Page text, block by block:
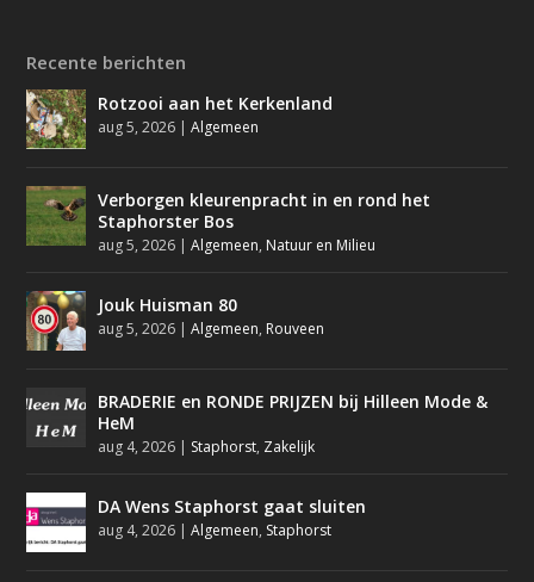
Recente berichten
Rotzooi aan het Kerkenland
aug 5, 2026 |Algemeen
Verborgen kleurenpracht in en rond het
Staphorster Bos
aug 5, 2026 |Algemeen, Natuur en Milieu
Jouk Huisman 80
aug 5, 2026 |Algemeen, Rouveen
BRADERIE en RONDE PRIJZEN bij Hilleen Mode &
HeM
aug 4, 2026 | Staphorst, Zakelijk
DA Wens Staphorst gaat sluiten
aug 4, 2026 |Algemeen, Staphorst